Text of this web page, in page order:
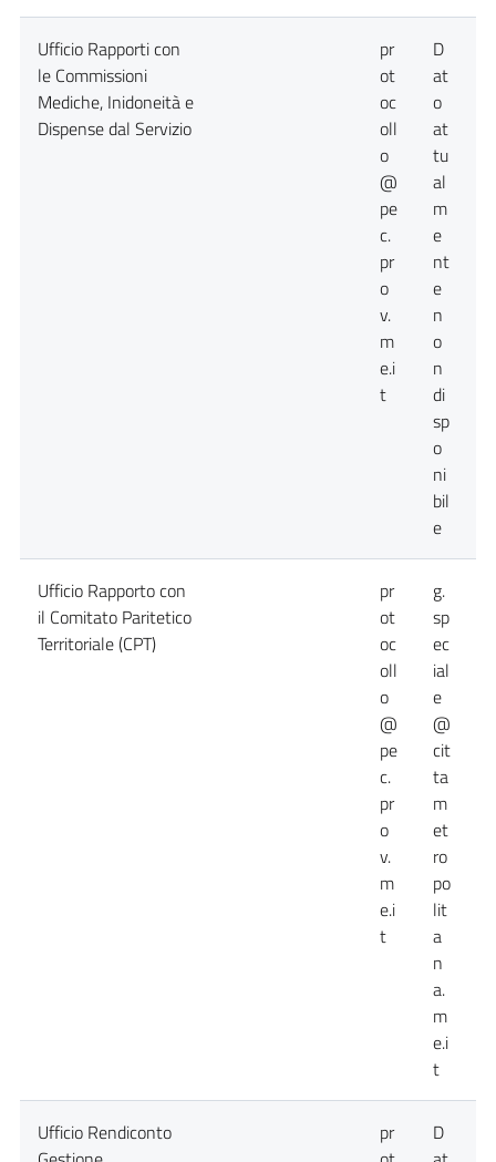
Ufficio Rapporti con
le Commissioni
Mediche, Inidoneità e
Dispense dal Servizio
pr
ot
oc
oll
o
@
pe
c.
pr
o
v.
m
e.i
t
D
at
o
at
tu
al
m
e
nt
e
n
o
n
di
sp
o
ni
bil
e
Ufficio Rapporto con
il Comitato Paritetico
Territoriale (CPT)
pr
ot
oc
oll
o
@
pe
c.
pr
o
v.
m
e.i
t
g.
sp
ec
ial
e
@
cit
ta
m
et
ro
po
lit
a
n
a.
m
e.i
t
Ufficio Rendiconto
pr
D